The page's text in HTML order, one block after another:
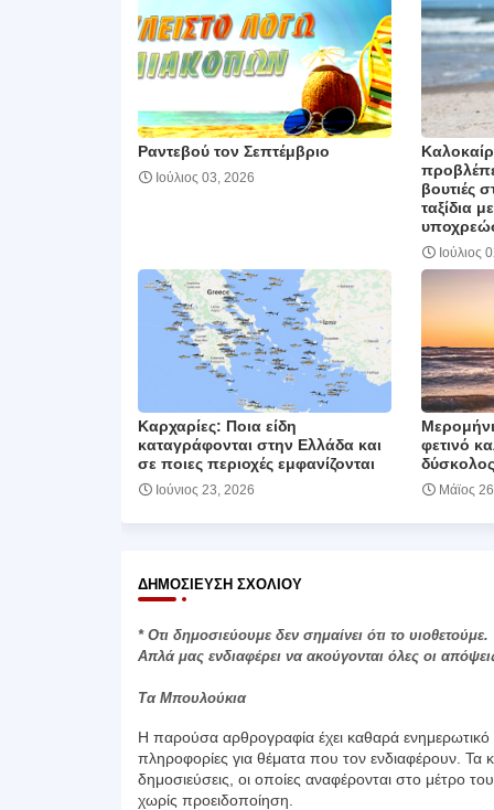
Ραντεβού τον Σεπτέμβριο
Ιούλιος 03, 2026
βουτιές
ταξίδια
Ιούλιος
Καρχαρίες: Ποια είδη
καταγράφονται στην Ελλάδα και
σε ποιες περιοχές εμφανίζονται
Ιούνιος 23, 2026
φετινό
Μάϊος
ΔΗΜΟΣΊΕΥΣΗ ΣΧΟΛΊΟΥ
* Οτι δημοσιεύουμε δεν σημαίνει ότι το υιοθετούμε.
Απλά μας ενδιαφέρει να ακούγονται όλες οι
Τα Μπουλούκια
Η παρούσα αρθρογραφία έχει καθαρά
πληροφορίες για θέματα που τον ενδιαφέρουν. Τα
δημοσιεύσεις, οι οποίες αναφέρονται στο μέτρο
χωρίς προειδοποίηση.